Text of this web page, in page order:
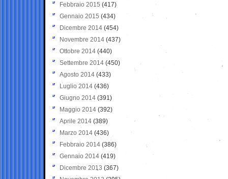
Febbraio 2015 (417)
Gennaio 2015 (434)
Dicembre 2014 (454)
Novembre 2014 (437)
Ottobre 2014 (440)
Settembre 2014 (450)
Agosto 2014 (433)
Luglio 2014 (436)
Giugno 2014 (391)
Maggio 2014 (392)
Aprile 2014 (389)
Marzo 2014 (436)
Febbraio 2014 (386)
Gennaio 2014 (419)
Dicembre 2013 (367)